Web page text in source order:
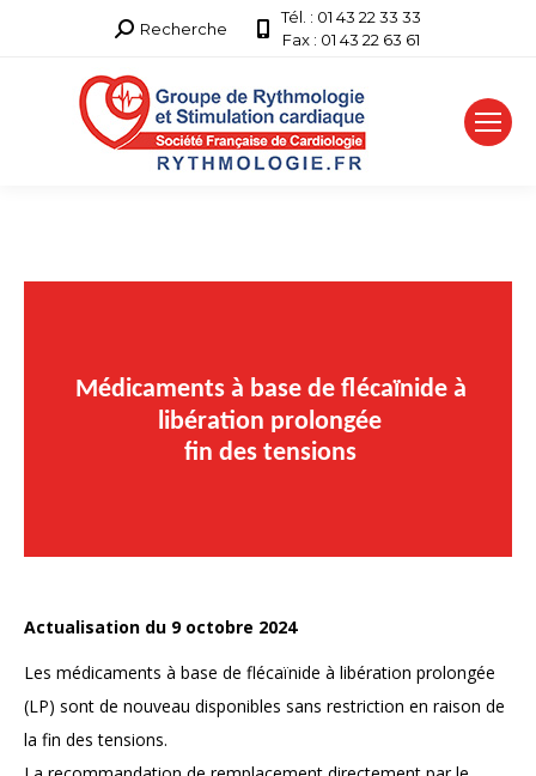
Recherche
Recherche
Tél. : 01 43 22 33 33
Fax : 01 43 22 63 61
Actualisation du 9 octobre 2024
Les médicaments à base de flécaïnide à libération prolongée
(LP) sont de nouveau disponibles sans restriction en raison de
la fin des tensions.